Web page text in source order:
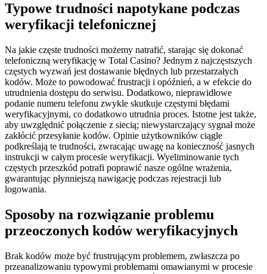
Typowe trudności napotykane podczas
weryfikacji telefonicznej
Na jakie częste trudności możemy natrafić, starając się dokonać
telefoniczną weryfikację w Total Casino? Jednym z najczęstszych
częstych wyzwań jest dostawanie błędnych lub przestarzałych
kodów. Może to powodować frustracji i opóźnień, a w efekcie do
utrudnienia dostępu do serwisu. Dodatkowo, nieprawidłowe
podanie numeru telefonu zwykle skutkuje częstymi błędami
weryfikacyjnymi, co dodatkowo utrudnia proces. Istotne jest także,
aby uwzględnić połączenie z siecią; niewystarczający sygnał może
zakłócić przesyłanie kodów. Opinie użytkowników ciągle
podkreślają te trudności, zwracając uwagę na konieczność jasnych
instrukcji w całym procesie weryfikacji. Wyeliminowanie tych
częstych przeszkód potrafi poprawić nasze ogólne wrażenia,
gwarantując płynniejszą nawigację podczas rejestracji lub
logowania.
Sposoby na rozwiązanie problemu
przeoczonych kodów weryfikacyjnych
Brak kodów może być frustrującym problemem, zwłaszcza po
przeanalizowaniu typowymi problemami omawianymi w procesie